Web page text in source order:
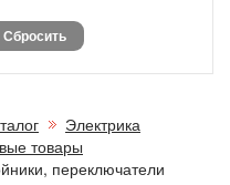
Электрика
товары
переключатели